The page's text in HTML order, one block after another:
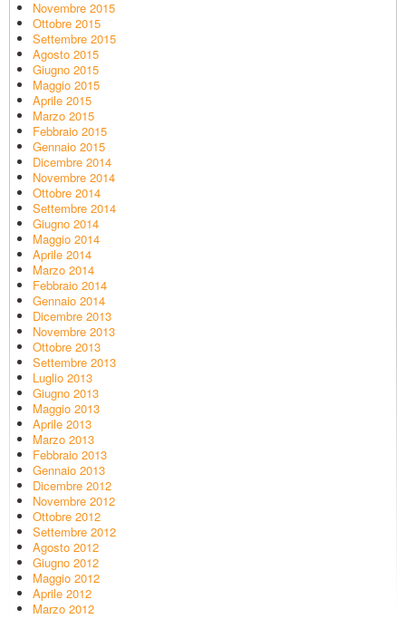
Novembre 2015
Ottobre 2015
Settembre 2015
Agosto 2015
Giugno 2015
Maggio 2015
Aprile 2015
Marzo 2015
Febbraio 2015
Gennaio 2015
Dicembre 2014
Novembre 2014
Ottobre 2014
Settembre 2014
Giugno 2014
Maggio 2014
Aprile 2014
Marzo 2014
Febbraio 2014
Gennaio 2014
Dicembre 2013
Novembre 2013
Ottobre 2013
Settembre 2013
Luglio 2013
Giugno 2013
Maggio 2013
Aprile 2013
Marzo 2013
Febbraio 2013
Gennaio 2013
Dicembre 2012
Novembre 2012
Ottobre 2012
Settembre 2012
Agosto 2012
Giugno 2012
Maggio 2012
Aprile 2012
Marzo 2012